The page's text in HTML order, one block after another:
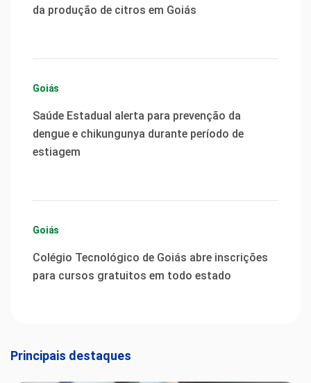
da produção de citros em Goiás
Goiás
Saúde Estadual alerta para prevenção da
dengue e chikungunya durante período de
estiagem
Goiás
Colégio Tecnológico de Goiás abre inscrições
para cursos gratuitos em todo estado
Principais destaques